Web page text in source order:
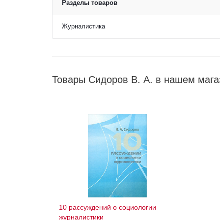
Разделы товаров
Журналистика
Товары Сидоров В. А. в нашем
10 рассуждений о социологии
журналистики